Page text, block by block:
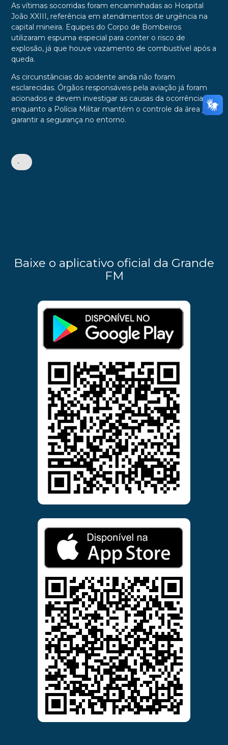
As vítimas socorridas foram encaminhadas ao Hospital
João XXIII, referência em atendimentos de urgência na
capital mineira. Equipes do Corpo de Bombeiros
utilizaram espuma especial para conter o risco de
explosão, já que houve vazamento de combustível após a
queda.
As circunstâncias do acidente ainda não foram
esclarecidas. Órgãos responsáveis pela aviação já foram
acionados e devem investigar as causas da ocorrência,
enquanto a Polícia Militar mantém o controle da área para
garantir a segurança no entorno.
•
Baixe o aplicativo oficial da Grande
FM